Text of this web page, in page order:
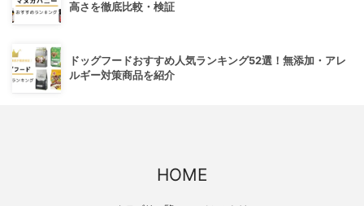
高さを徹底比較・検証
ドッグフードおすすめ人気ランキング52選！無添加・アレ
ルギー対策商品を紹介
HOME